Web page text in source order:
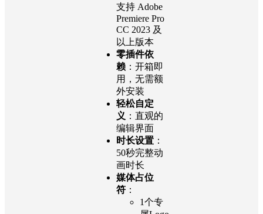
支持 Adobe
Premiere Pro
CC 2023 及
以上版本
零插件依
赖 ：开箱即
用，无需额
外安装
轻松自定
义 ：直观的
编辑界面
时长设置 ：
50秒完整动
画时长
媒体占位
符 ：
1个专